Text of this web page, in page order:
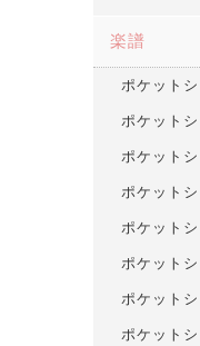
楽譜
ポケットシ
ポケットシ
ポケットシ
ポケット
ポケット
ポケット
ポケットシ
ポケット